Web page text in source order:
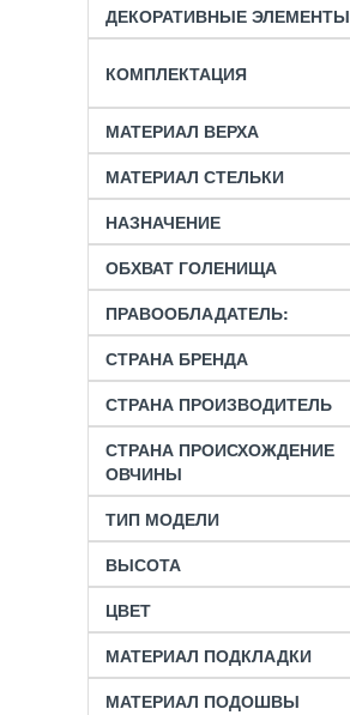
ДЕКОРАТИВНЫЕ ЭЛЕМЕНТЫ
КОМПЛЕКТАЦИЯ
МАТЕРИАЛ ВЕРХА
МАТЕРИАЛ СТЕЛЬКИ
НАЗНАЧЕНИЕ
ОБХВАТ ГОЛЕНИЩА
ПРАВООБЛАДАТЕЛЬ:
СТРАНА БРЕНДА
СТРАНА ПРОИЗВОДИТЕЛЬ
СТРАНА ПРОИСХОЖДЕНИЕ
ОВЧИНЫ
ТИП МОДЕЛИ
ВЫСОТА
ЦВЕТ
МАТЕРИАЛ ПОДКЛАДКИ
МАТЕРИАЛ ПОДОШВЫ